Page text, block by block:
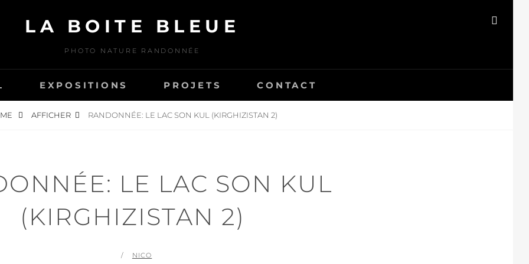
LA BOITE BLEUE
PHOTO NATURE RANDONNÉE
EXPOSITIONS PROJETS CONTACT
AFFICHER RANDONNÉE: LE LAC SON KUL (KIRGHIZISTAN 2)
LE LAC SON KUL
(KIRGHIZISTAN 2)
POSTED
BY
NICO